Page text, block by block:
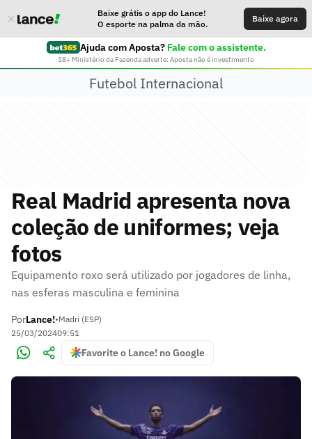
Baixe grátis o app do Lance!
O esporte na palma da mão.
Baixe agora
Ajuda com Aposta? Fale com o assistente.
18+ Ministério da Fazenda adverte: Aposta não é investimento
Futebol Internacional
Real Madrid apresenta nova
coleção de uniformes; veja
fotos
Equipamento roxo será utilizado por jogadores de linha,
nas esferas masculina e feminina
PorLance!•Madri (ESP)
25/03/202409:51
Favorite o Lance! no Google